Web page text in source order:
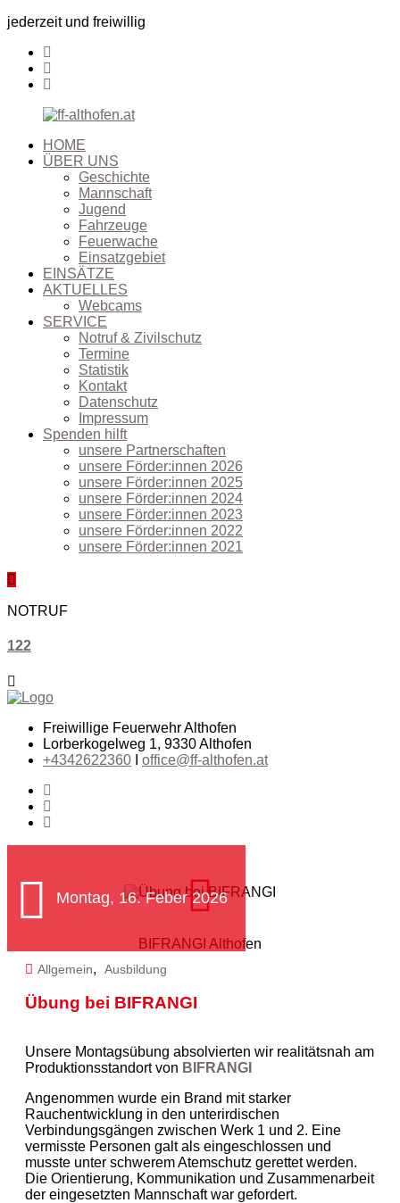
jederzeit und freiwillig
HOME
ÜBER UNS
Geschichte
Mannschaft
Jugend
Fahrzeuge
Feuerwache
Einsatzgebiet
EINSÄTZE
AKTUELLES
Webcams
SERVICE
Notruf & Zivilschutz
Termine
Statistik
Kontakt
Datenschutz
Impressum
Spenden hilft
unsere Partnerschaften
unsere Förder:innen 2026
unsere Förder:innen 2025
unsere Förder:innen 2024
unsere Förder:innen 2023
unsere Förder:innen 2022
unsere Förder:innen 2021
NOTRUF
122
Freiwillige Feuerwehr Althofen
Lorberkogelweg 1, 9330 Althofen
+4342622360
office@ff-althofen.at
Montag, 16. Feber 2026
BIFRANGI Althofen
Allgemein, Ausbildung
Übung bei BIFRANGI
Unsere Montagsübung absolvierten wir realitätsnah am
Produktionsstandort von BIFRANGI
Angenommen wurde ein Brand mit starker
Rauchentwicklung in den unterirdischen
Verbindungsgängen zwischen Werk 1 und 2. Eine
vermisste Personen galt als eingeschlossen und
musste unter schwerem Atemschutz gerettet werden.
Die Orientierung, Kommunikation und Zusammenarbeit
der eingesetzten Mannschaft war gefordert.